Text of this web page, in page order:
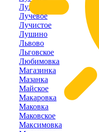
Лужки
Лучевое
Лучистое
Лушино
Львово
Льговское
Любимовка
Магазинка
Мазанка
Майское
Макаровка
Маковка
Маковское
Максимовка